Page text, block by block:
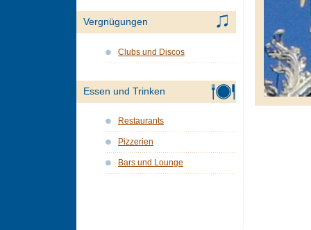
Vergnügungen
Clubs und Discos
Essen und Trinken
Restaurants
Pizzerien
Bars und Lounge